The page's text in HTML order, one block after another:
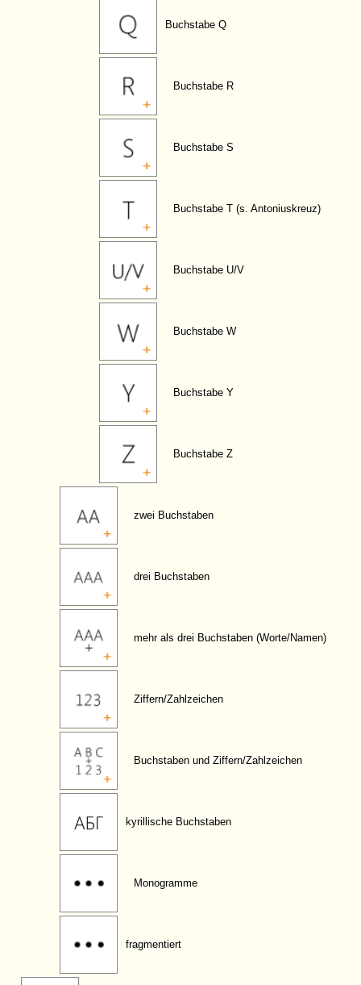
Buchstabe Q
Buchstabe R
Buchstabe S
Buchstabe T (s. Antoniuskreuz)
Buchstabe U/V
Buchstabe W
Buchstabe Y
Buchstabe Z
zwei Buchstaben
drei Buchstaben
mehr als drei Buchstaben (Worte/Namen)
Ziffern/Zahlzeichen
Buchstaben und Ziffern/Zahlzeichen
kyrillische Buchstaben
Monogramme
fragmentiert